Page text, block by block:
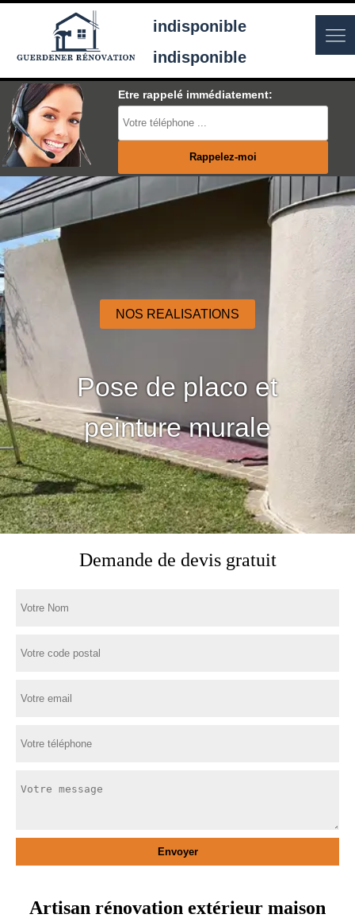
indisponible
indisponible
Etre rappelé immédiatement:
NOS REALISATIONS
Pose de placo et
peinture murale
Demande de devis gratuit
Artisan rénovation extérieur maison